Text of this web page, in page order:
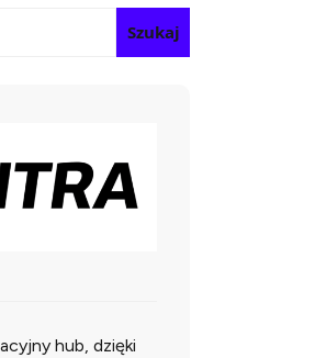
Szukaj
hub, dzięki